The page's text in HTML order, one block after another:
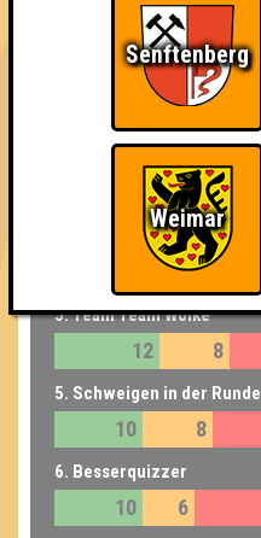
9 8
4. Geilo Ren
10
4. Damengedeck
8
5. Team Team Wolke
12 8
5. Schweigen in der Runde
10 8
6. Besserquizzer
10 6
Senftenberg
Weimar